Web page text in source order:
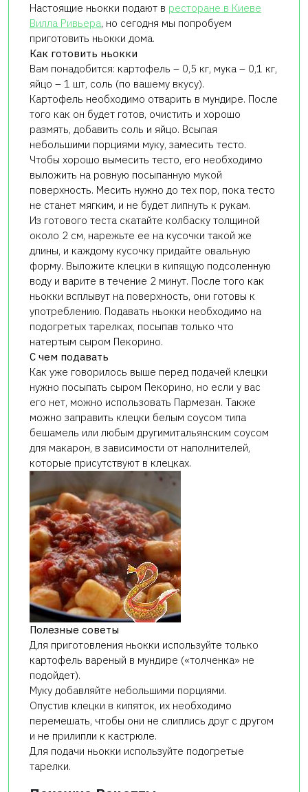
Настоящие ньокки подают в ресторане в Киеве
Вилла Ривьера, но сегодня мы попробуем
приготовить ньокки дома.
Как готовить ньокки
Вам понадобится: картофель – 0,5 кг, мука – 0,1 кг,
яйцо – 1 шт, соль (по вашему вкусу).
Картофель необходимо отварить в мундире. После
того как он будет готов, очистить и хорошо
размять, добавить соль и яйцо. Всыпая
небольшими порциями муку, замесить тесто.
Чтобы хорошо вымесить тесто, его необходимо
выложить на ровную посыпанную мукой
поверхность. Месить нужно до тех пор, пока тесто
не станет мягким, и не будет липнуть к рукам.
Из готового теста скатайте колбаску толщиной
около 2 см, нарежьте ее на кусочки такой же
длины, и каждому кусочку придайте овальную
форму. Выложите клецки в кипящую подсоленную
воду и варите в течение 2 минут. После того как
ньокки всплывут на поверхность, они готовы к
употреблению. Подавать ньокки необходимо на
подогретых тарелках, посыпав только что
натертым сыром Пекорино.
С чем подавать
Как уже говорилось выше перед подачей клецки
нужно посыпать сыром Пекорино, но если у вас
его нет, можно использовать Пармезан. Также
можно заправить клецки белым соусом типа
бешамель или любым другимитальянским соусом
для макарон, в зависимости от наполнителей,
которые присутствуют в клецках.
Полезные советы
Для приготовления ньокки используйте только
картофель вареный в мундире («толченка» не
подойдет).
Муку добавляйте небольшими порциями.
Опустив клецки в кипяток, их необходимо
перемешать, чтобы они не слиплись друг с другом
и не прилипли к кастрюле.
Для подачи ньокки используйте подогретые
тарелки.